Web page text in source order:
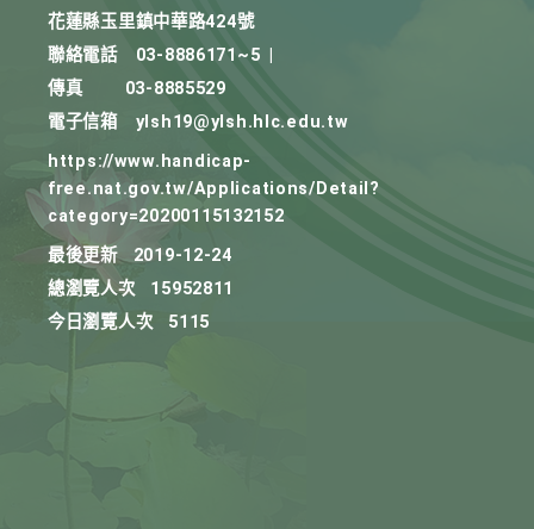
花蓮縣玉里鎮中華路424號
聯絡電話
03-8886171~5
傳真
03-8885529
電子信箱
ylsh19@ylsh.hlc.edu.tw
https://www.handicap-
free.nat.gov.tw/Applications/Detail?
category=20200115132152
最後更新
2019-12-24
總瀏覽人次
15952811
今日瀏覽人次
5115